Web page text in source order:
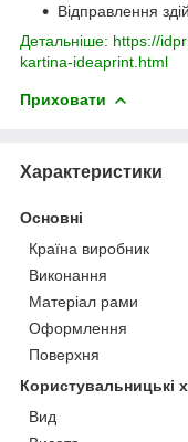
Відправлення
Детальніше: https://
kartina-ideaprint.html
Приховати
Характеристики
Основні
Країна виробник
Виконання
Матеріал рами
Оформлення
Поверхня
Користувальницькі
Вид